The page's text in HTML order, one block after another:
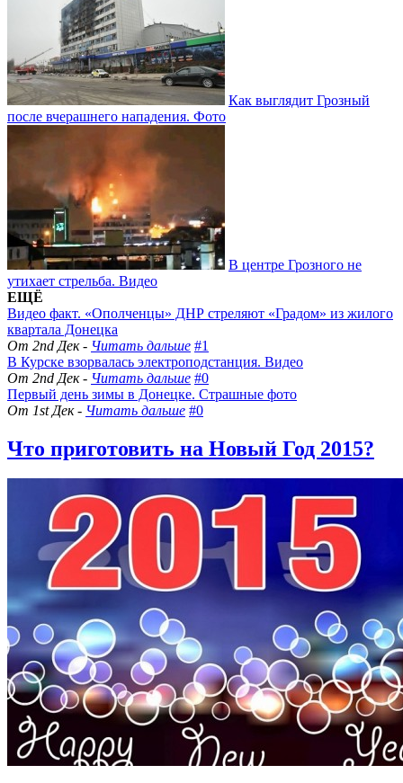
Как выглядит Грозный
после вчерашнего нападения. Фото
В центре Грозного не
утихает стрельба. Видео
ЕЩЁ
Видео факт. «Ополченцы» ДНР стреляют «Градом» из жилого
квартала Донецка
От 2nd Дек - Читать дальше #1
В Курске взорвалась электроподстанция. Видео
От 2nd Дек - Читать дальше #0
Первый день зимы в Донецке. Страшные фото
От 1st Дек - Читать дальше #0
Что приготовить на Новый Год 2015?